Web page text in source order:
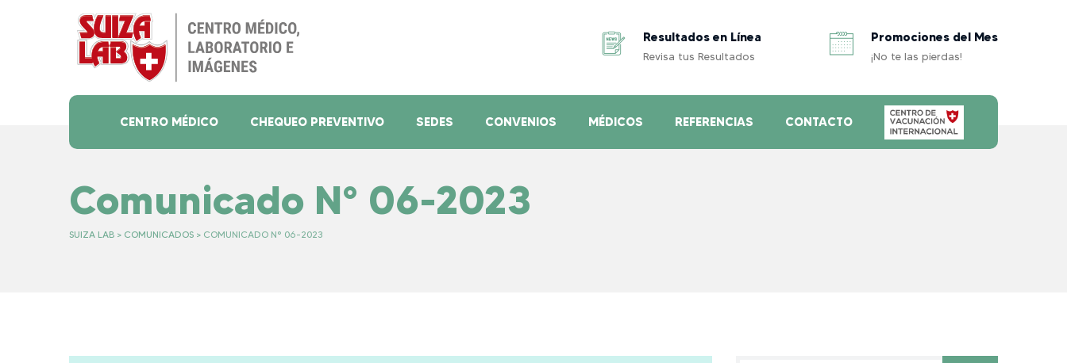
Resultados en Línea
Revisa tus Resultados
Promociones del Mes
¡No te las pierdas!
CENTRO MÉDICO CHEQUEO PREVENTIVO SEDES CONVENIOS MÉDICOS REFERENCIAS CONTACTO
..
Comunicado N° 06-2023
SUIZA LAB > COMUNICADOS > COMUNICADO N° 06-2023